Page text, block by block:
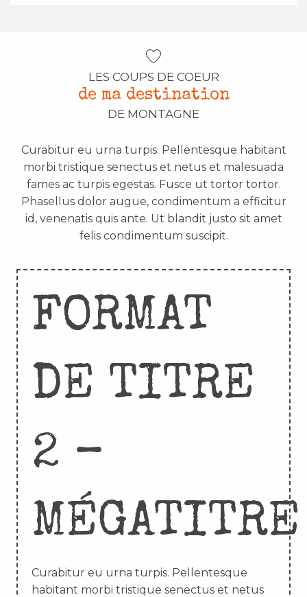
LES COUPS DE COEUR
de ma destination
DE MONTAGNE
Curabitur eu urna turpis. Pellentesque habitant
morbi tristique senectus et netus et malesuada
fames ac turpis egestas. Fusce ut tortor tortor.
Phasellus dolor augue, condimentum a efficitur
id, venenatis quis ante. Ut blandit justo sit amet
felis condimentum suscipit.
FORMAT
DE TITRE
2 –
MÉGATITRE
Curabitur eu urna turpis. Pellentesque
habitant morbi tristique senectus et netus